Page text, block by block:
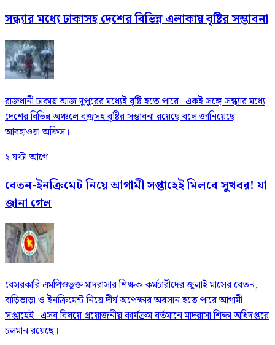
সন্ধ্যার মধ্যে ঢাকাসহ দেশের বিভিন্ন এলাকায় বৃষ্টির সম্ভাবনা
রাজধানী ঢাকায় আজ দুপুরের মধ্যেই বৃষ্টি হতে পারে। একই সঙ্গে সন্ধ্যার মধ্যে
দেশের বিভিন্ন অঞ্চলে বজ্রসহ বৃষ্টির সম্ভাবনা রয়েছে বলে জানিয়েছে
আবহাওয়া অফিস।
২ ঘণ্টা আগে
বেতন-ইনক্রিমেট নিয়ে আগামী সপ্তাহেই মিলবে সুখবর! যা
জানা গেল
বেসরকারি এমপিওভুক্ত মাদরাসার শিক্ষক-কর্মচারীদের জুলাই মাসের বেতন,
বাড়িভাড়া ও ইনক্রিমেন্ট নিয়ে দীর্ঘ অপেক্ষার অবসান হতে পারে আগামী
সপ্তাহেই। এসব বিষয়ে প্রয়োজনীয় কার্যক্রম বর্তমানে মাদরাসা শিক্ষা অধিদপ্তরে
চলমান রয়েছে।